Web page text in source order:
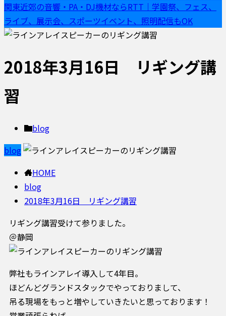
関東近郊の音響・PA・DJ機材ならRTT｜学園祭、フェス、
ライブ、展示会、スポーツイベント、照明配信もOK
2018年3月16日 リギング講
習
blog
blog
HOME
blog
2018年3月16日 リギング講習
リギング講習受けて参りました。
＠静岡
弊社もラインアレイ導入して4年目。
ほどんどグランドスタックでやっておりまして、
吊る現場をもっと増やしていきたいと思っております！